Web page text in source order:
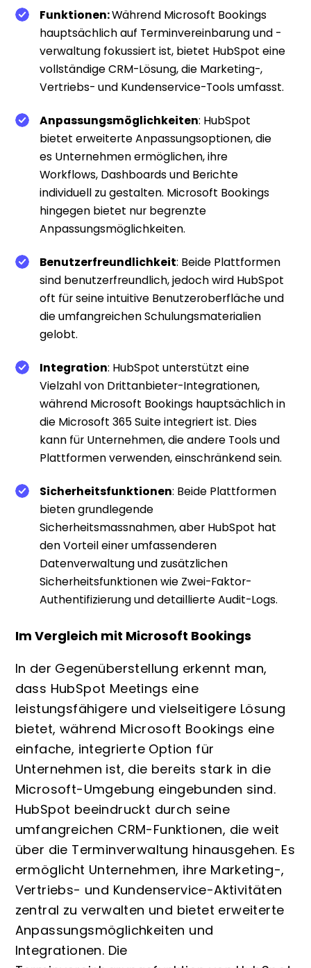
Funktionen:Während Microsoft Bookings
hauptsächlich auf Terminvereinbarung und -
verwaltung fokussiert ist, bietet HubSpot eine
vollständige CRM-Lösung, die Marketing-,
Vertriebs- und Kundenservice-Tools umfasst.
Anpassungsmöglichkeiten: HubSpot
bietet erweiterte Anpassungsoptionen, die
es Unternehmen ermöglichen, ihre
Workflows, Dashboards und Berichte
individuell zu gestalten. Microsoft Bookings
hingegen bietet nur begrenzte
Anpassungsmöglichkeiten.
Benutzerfreundlichkeit: Beide Plattformen
sind benutzerfreundlich, jedoch wird HubSpot
oft für seine intuitive Benutzeroberfläche und
die umfangreichen Schulungsmaterialien
gelobt.
Integration: HubSpot unterstützt eine
Vielzahl von Drittanbieter-Integrationen,
während Microsoft Bookings hauptsächlich in
die Microsoft 365 Suite integriert ist. Dies
kann für Unternehmen, die andere Tools und
Plattformen verwenden, einschränkend sein.
Sicherheitsfunktionen: Beide Plattformen
bieten grundlegende
Sicherheitsmassnahmen, aber HubSpot hat
den Vorteil einer umfassenderen
Datenverwaltung und zusätzlichen
Sicherheitsfunktionen wie Zwei-Faktor-
Authentifizierung und detaillierte Audit-Logs.
Im Vergleich mit Microsoft Bookings
In der Gegenüberstellung erkennt man,
dass HubSpot Meetings eine
leistungsfähigere und vielseitigere Lösung
bietet, während Microsoft Bookings eine
einfache, integrierte Option für
Unternehmen ist, die bereits stark in die
Microsoft-Umgebung eingebunden sind.
HubSpot beeindruckt durch seine
umfangreichen CRM-Funktionen, die weit
über die Terminverwaltung hinausgehen. Es
ermöglicht Unternehmen, ihre Marketing-,
Vertriebs- und Kundenservice-Aktivitäten
zentral zu verwalten und bietet erweiterte
Anpassungsmöglichkeiten und
Integrationen. Die